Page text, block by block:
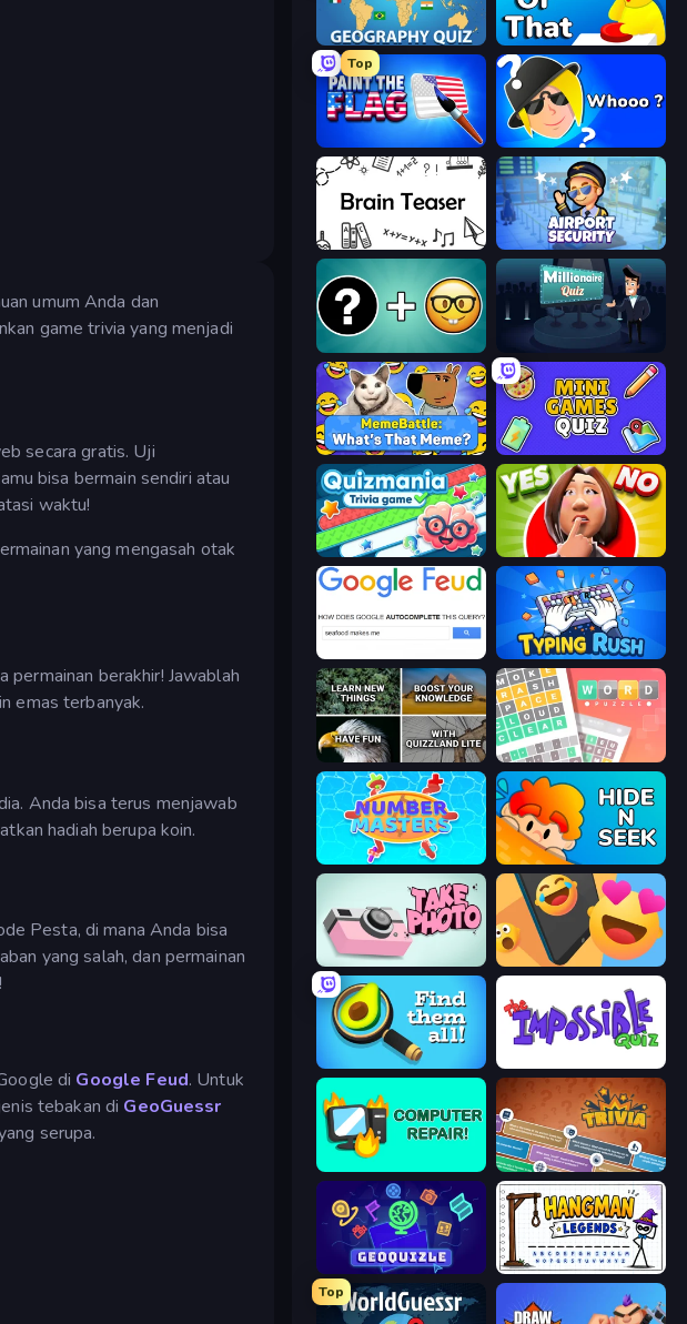
umum Anda dan
game trivia yang menjadi
secara gratis. Uji
bisa bermain sendiri atau
waktu!
yang mengasah otak
berakhir! Jawablah
emas terbanyak.
Anda bisa terus menjawab
hadiah berupa koin.
Pesta, di mana Anda bisa
yang salah, dan permainan
di Google Feud. Untuk
tebakan di GeoGuessr
serupa.
Geography Quiz: Flags and Capitals ToT or Trivia
Top
Paint the Flag Whooo?
Brain Teaser Airport Security
Millionaire Quiz
MemeBattle: What's That Meme? Mini Games Quiz
Quizmania: Trivia Game Yes or No Challenge
Typing Rush
QuizzLand Trivia Wordler
Number Masters Hide N Seek
Take Photo Reply Run
Find Them All!
Trivia
GeoQuizle Hangman Legends
Top